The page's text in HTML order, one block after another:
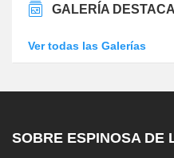
GALERÍA
Ver todas las Galerías
SOBRE ESPINOSA DE